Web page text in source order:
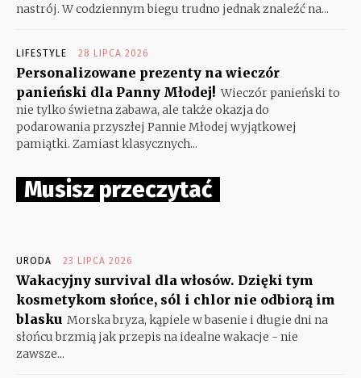
nastrój. W codziennym biegu trudno jednak znaleźć na...
LIFESTYLE 28 LIPCA 2026
Personalizowane prezenty na wieczór
panieński dla Panny Młodej! Wieczór panieński to
nie tylko świetna zabawa, ale także okazja do
podarowania przyszłej Pannie Młodej wyjątkowej
pamiątki. Zamiast klasycznych...
Musisz przeczytać
URODA 23 LIPCA 2026
Wakacyjny survival dla włosów. Dzięki tym
kosmetykom słońce, sól i chlor nie odbiorą im
blasku Morska bryza, kąpiele w basenie i długie dni na
słońcu brzmią jak przepis na idealne wakacje - nie
zawsze...